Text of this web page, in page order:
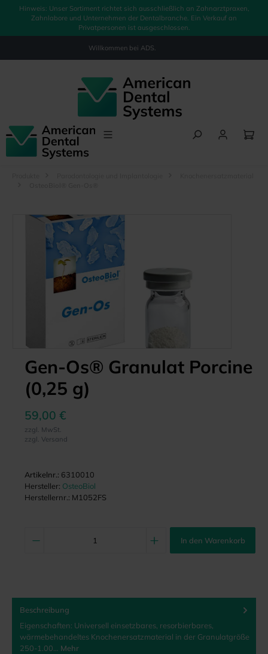
springen
Hinweis: Unser Sortiment richtet sich ausschließlich an Zahnarztpraxen,
Zahnlabore und Unternehmen der Dentalbranche. Ein Verkauf an
Privatpersonen ist ausgeschlossen.
Willkommen bei ADS.
Bildergalerie überspringen
Gen-Os® Granulat Porcine
(0,25 g)
59,00 €
zzgl. MwSt.
zzgl. Versand
Artikelnr.: 6310010
Hersteller: OsteoBiol
Herstellernr.: M1052FS
In den Warenkorb
Beschreibung
Eigenschaften: Universell einsetzbares, resorbierbares,
wärmebehandeltes Knochenersatzmaterial in der Granulatgröße
250-1.00… Mehr